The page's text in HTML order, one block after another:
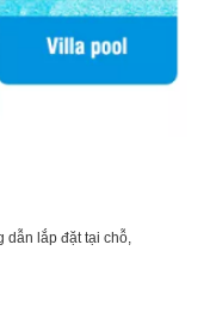
dẫn lắp đặt tại chỗ,